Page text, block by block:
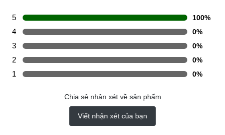
5 100%
4 0%
3 0%
2 0%
1 0%
Chia sẻ nhận xét về sản phẩm
Viết nhận xét của bạn